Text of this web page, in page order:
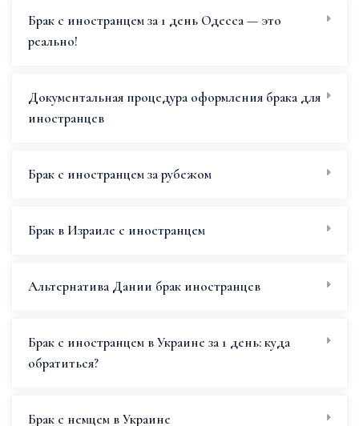
Брак с иностранцем за 1 день Одесса — это
реально!
Документальная процедура оформления брака для
иностранцев
Брак с иностранцем за рубежом
Брак в Израиле с иностранцем
Альтернатива Дании брак иностранцев
Брак с иностранцем в Украине за 1 день: куда
обратиться?
Брак с немцем в Украине